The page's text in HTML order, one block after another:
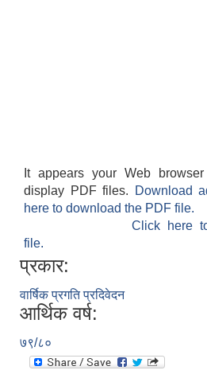
It appears your Web
display PDF files.
Download
here to download the PDF file.
Click here
file.
प्रकार:
वार्षिक प्रगति प्रदिवेदन
आर्थिक वर्ष:
७९/८०